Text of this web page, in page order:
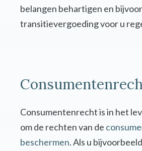
belangen behartigen en
transitievergoeding voor u
Consumentenrecht is in het
om de rechten van de
beschermen. Als u